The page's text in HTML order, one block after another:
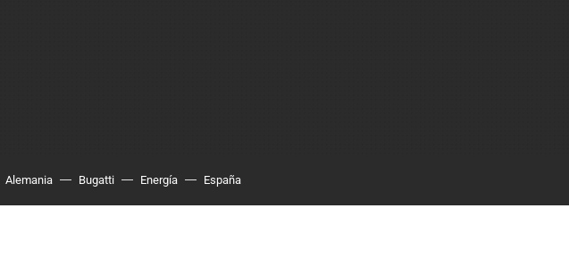
Alemania Bugatti Energía España